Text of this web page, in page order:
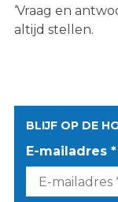
‘Vraag en
altijd stellen.
BLIJF OP DE
E-mailadres *